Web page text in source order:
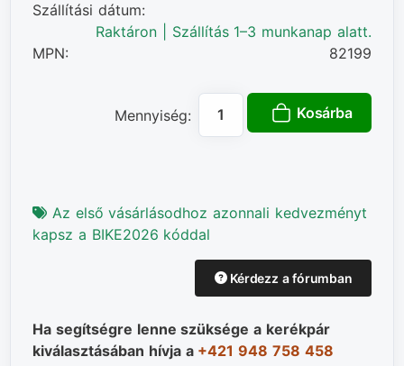
Szállítási dátum:
Raktáron | Szállítás 1–3 munkanap alatt.
MPN:
82199
Mennyiség: Kosárba
Az első vásárlásodhoz azonnali kedvezményt
kapsz a BIKE2026 kóddal
Kérdezz a fórumban
Ha segítségre lenne szüksége a kerékpár
kiválasztásában hívja a +421 948 758 458